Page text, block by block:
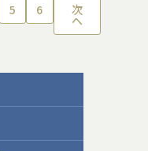
5 6 次
へ